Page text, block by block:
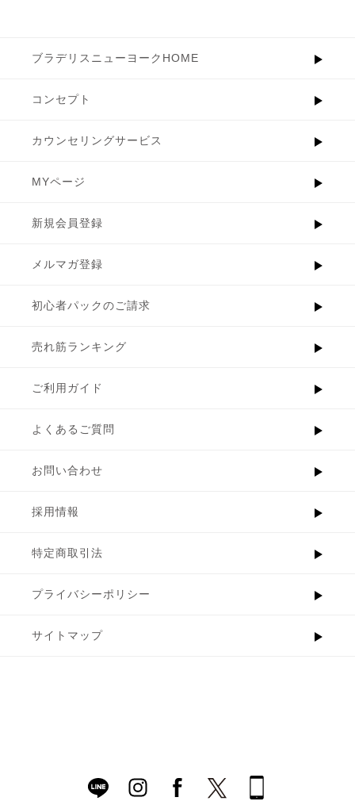
ブラデリスニューヨークHOME
コンセプト
カウンセリングサービス
MYページ
新規会員登録
メルマガ登録
初心者パックのご請求
売れ筋ランキング
ご利用ガイド
よくあるご質問
お問い合わせ
採用情報
特定商取引法
プライバシーポリシー
サイトマップ